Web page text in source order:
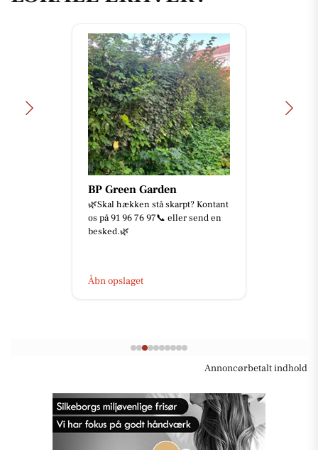
BP Green Garden
🌿Skal hækken stå skarpt? Kontant
os på 91 96 76 97📞 eller send en
besked.🌿
Åbn opslaget
Annoncørbetalt indhold